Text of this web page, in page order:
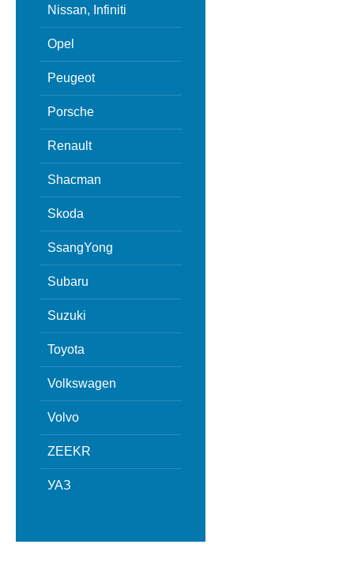
Nissan, Infiniti
Opel
Peugeot
Porsche
Renault
Shacman
Skoda
SsangYong
Subaru
Suzuki
Toyota
Volkswagen
Volvo
ZEEKR
УАЗ